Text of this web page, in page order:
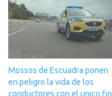
Mossos de Escuadra ponen
en peligro la vida de los
conductores con el unico fin